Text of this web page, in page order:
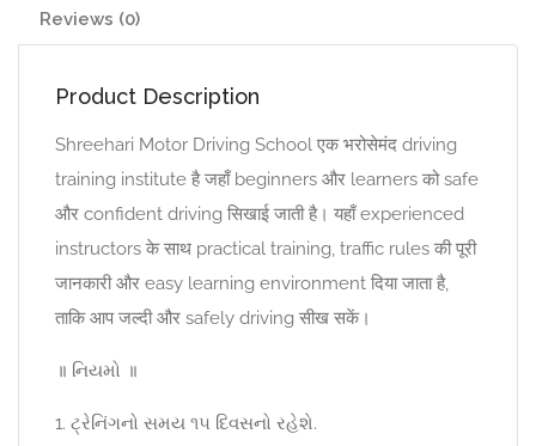
Reviews (0)
Product Description
Shreehari Motor Driving School एक भरोसेमंद driving
training institute है जहाँ beginners और learners को safe
और confident driving सिखाई जाती है। यहाँ experienced
instructors के साथ practical training, traffic rules की पूरी
जानकारी और easy learning environment दिया जाता है,
ताकि आप जल्दी और safely driving सीख सकें।
॥ નિયમો ॥
1. ટ્રેનિંગનો સમય ૧૫ દિવસનો રહેશે.